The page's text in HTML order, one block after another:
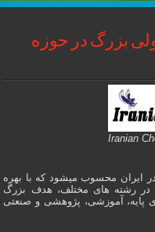
بزرگ در حوزه
Iranian
ایران محسوب میشود که با بهره
در رشته های مختلف، هدف بزرگ
آموزشی، پژوهشی و صنعتی